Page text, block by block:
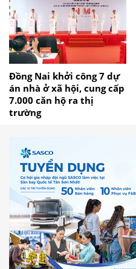
Đồng Nai khởi công 7 dự
án nhà ở xã hội, cung cấp
7.000 căn hộ ra thị
trường